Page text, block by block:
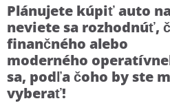
Plánujete kúpiť auto
neviete sa rozhodnúť,
finančného alebo
moderného
sa, podľa čoho by ste
vyberať!